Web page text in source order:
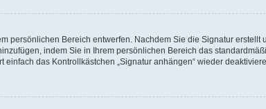
persönlichen Bereich entwerfen. Nachdem Sie die Signatur erstellt
indem Sie in Ihrem persönlichen Bereich das
das Kontrollkästchen „Signatur anhängen“ wieder